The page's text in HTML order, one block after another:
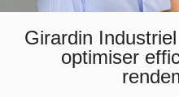
Girardin
optimiser